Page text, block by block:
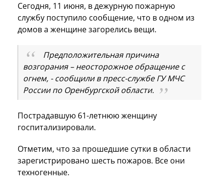
Сегодня, 11 июня, в дежурную пожарную
службу поступило сообщение, что в одном из
домов а женщине загорелись вещи.
Предположительная причина
возгорания – неосторожное обращение с
огнем, - сообщили в пресс-службе ГУ МЧС
России по Оренбургской области.
Пострадавшую 61-летнюю женщину
госпитализировали.
Отметим, что за прошедшие сутки в области
зарегистрировано шесть пожаров. Все они
техногенные.